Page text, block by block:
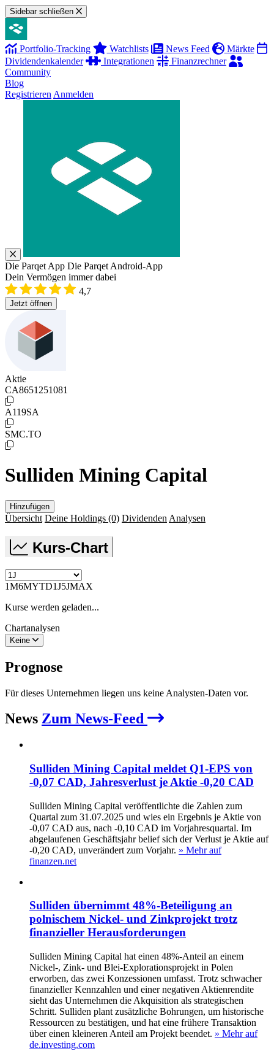
Sidebar schließen
Portfolio-Tracking Watchlists News Feed
Märkte
Dividendenkalender
Integrationen
Finanzrechner
Community
Blog
Registrieren Anmelden
Die Parqet App Die Parqet Android-App
Dein Vermögen immer dabei
4,7
Jetzt öffnen
Aktie
CA8651251081
A119SA
SMC.TO
Sulliden Mining Capital
Hinzufügen
Übersicht Deine Holdings (0) Dividenden Analysen
Kurs-Chart
1M6MYTD1J5JMAX
Kurse werden geladen...
Chartanalysen
Keine
Prognose
Für dieses Unternehmen liegen uns keine Analysten-Daten vor.
News Zum News-Feed
Sulliden Mining Capital meldet Q1-EPS von
-0,07 CAD, Jahresverlust je Aktie -0,20 CAD
Sulliden Mining Capital veröffentlichte die Zahlen zum
Quartal zum 31.07.2025 und wies ein Ergebnis je Aktie von
-0,07 CAD aus, nach -0,10 CAD im Vorjahresquartal. Im
abgelaufenen Geschäftsjahr belief sich der Verlust je Aktie auf
-0,20 CAD, unverändert zum Vorjahr. » Mehr auf
finanzen.net
Sulliden übernimmt 48%-Beteiligung an
polnischem Nickel- und Zinkprojekt trotz
finanzieller Herausforderungen
Sulliden Mining Capital hat einen 48%-Anteil an einem
Nickel-, Zink- und Blei-Explorationsprojekt in Polen
erworben, das zwei Konzessionen umfasst. Trotz schwacher
finanzieller Kennzahlen und einer negativen Aktienrendite
sieht das Unternehmen die Akquisition als strategischen
Schritt. Sulliden plant zusätzliche Bohrungen, um historische
Ressourcen zu bestätigen, und hat eine frühere Transaktion
über einen kleineren Anteil am Projekt beendet. » Mehr auf
de.investing.com